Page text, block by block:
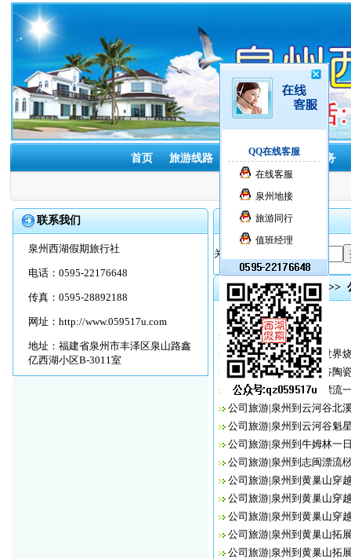
QQ在线客服
在线客服
泉州地接
旅游同行
值班经理
首页 旅游线路 酒店预订 租车服务
联系我们
泉州西湖假期旅行社
电话：0595-22176648
传真：0595-28892188
网址： http://www.059517u.com
地址：福建省泉州市丰泽区泉山路鑫
亿西湖小区B-3011室
搜索引擎
关键字：
首页>>旅游线路 >>
线路名称
公司旅游|泉州一日游
公司旅游|泉州到香草世界
公司旅游|泉州到云龙谷陶
公司旅游|泉州到志闽漂流
公司旅游|泉州到云河谷北
公司旅游|泉州到云河谷魁
公司旅游|泉州到牛姆林一
公司旅游|泉州到志闽漂流
公司旅游|泉州到黄巢山穿
公司旅游|泉州到黄巢山穿
公司旅游|泉州到黄巢山穿
公司旅游|泉州到黄巢山拓
公司旅游|泉州到黄巢山拓